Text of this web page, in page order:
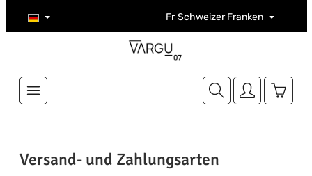
Zum Hauptinhalt springen Fr Schweizer Franken
Versand- und Zahlungsarten